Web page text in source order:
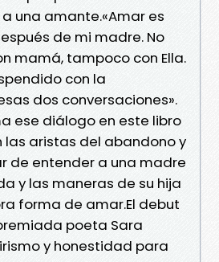
una amante.«Amar es
de mi madre. No
mamá, tampoco con Ella.
con la
dos conversaciones».
ese diálogo en este libro
aristas del abandono y
de entender a una madre
y las maneras de su hija
forma de amar.El debut
poeta Sara
y honestidad para